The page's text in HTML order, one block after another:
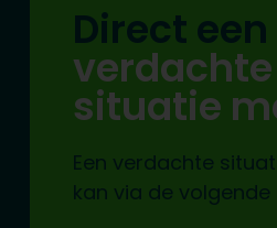
Direct een
verdachte
situatie
Een verdachte
kan via de volgende